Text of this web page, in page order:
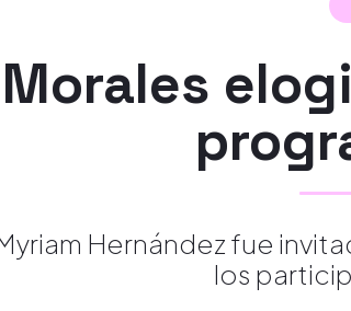
Hernández fue
los